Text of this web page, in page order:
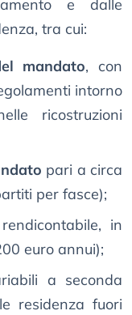
e dalle
tra cui:
mandato, con
intorno
ricostruzioni
pari a circa
per fasce);
in
euro annui);
a seconda
residenza fuori